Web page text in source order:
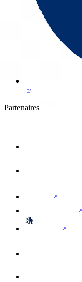
Partenaires